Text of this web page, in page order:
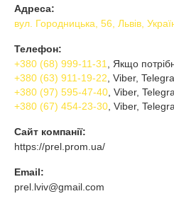
Адреса:
вул. Городницька, 56, Львів,
Телефон:
+380 (68) 999-11-31
, Якщо
+380 (63) 911-19-22 , Viber,
+380 (97) 595-47-40 , Viber,
+380 (67) 454-23-30 , Viber,
Сайт компанії:
https://prel.prom.ua/
Email:
prel.lviv@gmail.com